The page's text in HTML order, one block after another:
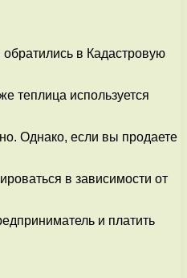
в Кадастровую
теплица используется
Однако, если вы продаете
в зависимости от
и платить